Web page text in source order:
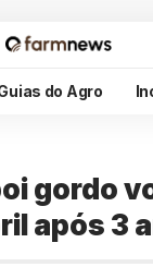
do Agro
gordo
após 3